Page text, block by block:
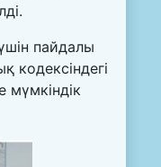
пайдалы
кодексіндегі
мүмкіндік